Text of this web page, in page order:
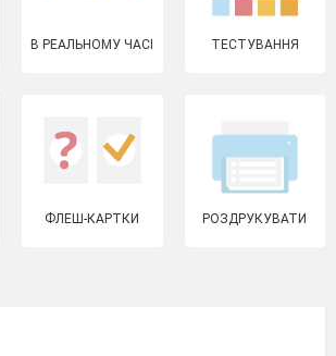
В РЕАЛЬНОМУ ЧАСІ ТЕСТУВАННЯ
ФЛЕШ-КАРТКИ РОЗДРУКУВАТИ